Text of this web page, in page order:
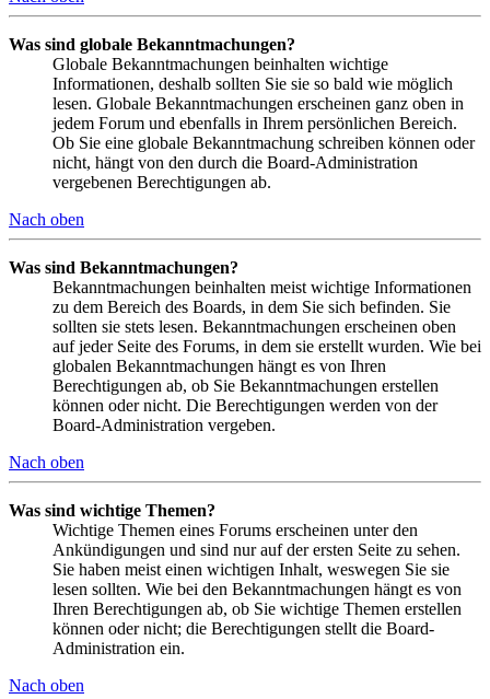
Was sind globale Bekanntmachungen?
Globale Bekanntmachungen beinhalten wichtige
Informationen, deshalb sollten Sie sie so bald wie möglich
lesen. Globale Bekanntmachungen erscheinen ganz oben in
jedem Forum und ebenfalls in Ihrem persönlichen Bereich.
Ob Sie eine globale Bekanntmachung schreiben können oder
nicht, hängt von den durch die Board-Administration
vergebenen Berechtigungen ab.
Nach oben
Was sind Bekanntmachungen?
Bekanntmachungen beinhalten meist wichtige Informationen
zu dem Bereich des Boards, in dem Sie sich befinden. Sie
sollten sie stets lesen. Bekanntmachungen erscheinen oben
auf jeder Seite des Forums, in dem sie erstellt wurden. Wie bei
globalen Bekanntmachungen hängt es von Ihren
Berechtigungen ab, ob Sie Bekanntmachungen erstellen
können oder nicht. Die Berechtigungen werden von der
Board-Administration vergeben.
Nach oben
Was sind wichtige Themen?
Wichtige Themen eines Forums erscheinen unter den
Ankündigungen und sind nur auf der ersten Seite zu sehen.
Sie haben meist einen wichtigen Inhalt, weswegen Sie sie
lesen sollten. Wie bei den Bekanntmachungen hängt es von
Ihren Berechtigungen ab, ob Sie wichtige Themen erstellen
können oder nicht; die Berechtigungen stellt die Board-
Administration ein.
Nach oben